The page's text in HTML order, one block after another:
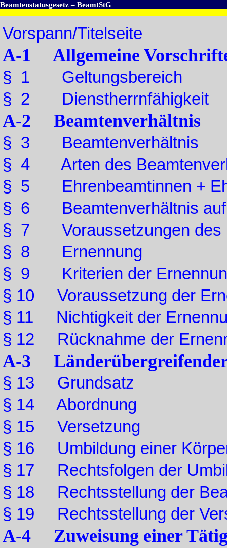
Beamtenstatusgesetz – BeamtStG
Vorspann/Titelseite
A-1 Allgemeine
§ 1 Geltungsbereich
§ 2 Dienstherrnfähigkeit
A-2 Beamtenverhältnis
§ 3 Beamtenverhältnis
§ 4 Arten des
§ 5 Ehrenbeamtinnen +
§ 6 Beamtenverhältnis auf
§ 7 Voraussetzungen des
§ 8 Ernennung
§ 9 Kriterien der
§ 10 Voraussetzung der
§ 11 Nichtigkeit der
§ 12 Rücknahme der
A-3 Länderübergreifender
§ 13 Grundsatz
§ 14 Abordnung
§ 15 Versetzung
§ 16 Umbildung einer
§ 17 Rechtsfolgen der
§ 18 Rechtsstellung der
§ 19 Rechtsstellung der
A-4 Zuweisung einer